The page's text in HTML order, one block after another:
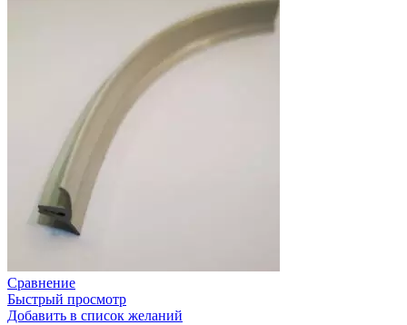
Сравнение
Быстрый просмотр
Добавить в список желаний